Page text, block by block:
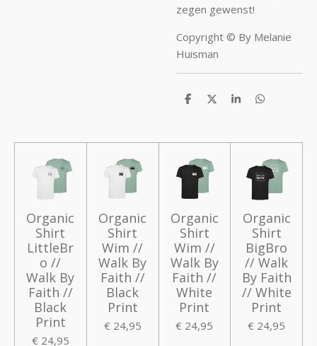
zegen gewenst!
Copyright © By Melanie
Huisman
D
n
D
S
e
D
n
Organic
Shirt
LittleBr
o //
Walk By
Faith //
Black
Print
€ 24,95
Organic
Shirt
Wim //
Walk By
Faith //
Black
Print
€ 24,95
Organic
Shirt
Wim //
Walk By
Faith //
White
Print
€ 24,95
Organic
Shirt
BigBro
// Walk
By Faith
// White
Print
€ 24,95